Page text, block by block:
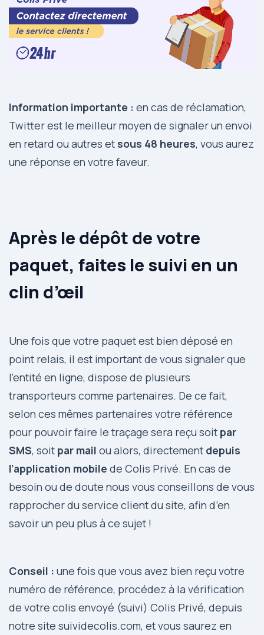
Information importante : en cas de réclamation,
Twitter est le meilleur moyen de signaler un envoi
en retard ou autres et sous 48 heures, vous aurez
une réponse en votre faveur.
Après le dépôt de votre
paquet, faites le suivi en un
clin d’œil
Une fois que votre paquet est bien déposé en
point relais, il est important de vous signaler que
l’entité en ligne, dispose de plusieurs
transporteurs comme partenaires. De ce fait,
selon ces mêmes partenaires votre référence
pour pouvoir faire le traçage sera reçu soit par
SMS, soit par mail ou alors, directement depuis
l’application mobile de Colis Privé. En cas de
besoin ou de doute nous vous conseillons de vous
rapprocher du service client du site, afin d’en
savoir un peu plus à ce sujet !
Conseil : une fois que vous avez bien reçu votre
numéro de référence, procédez à la vérification
de votre colis envoyé (suivi) Colis Privé, depuis
notre site suividecolis.com, et vous saurez en